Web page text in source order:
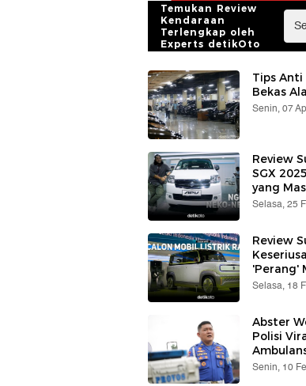
Temukan Review
Kendaraan
Terlengkap oleh
Experts detikOto
Tips
Bekas
Senin, 07
Review
SGX
yang
Selasa, 25
Review
'Perang'
Selasa, 18
Abster
Polisi
Senin, 10